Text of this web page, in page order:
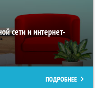
сети и интернет-
ПОДРОБНЕЕ